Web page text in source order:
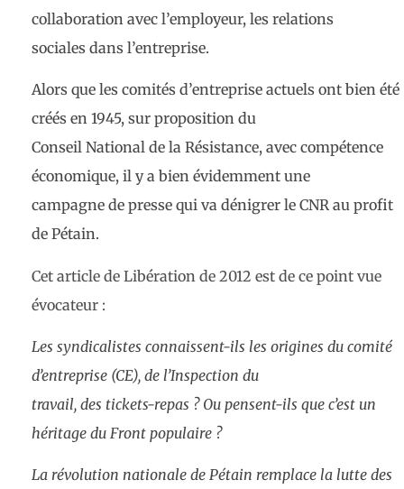
collaboration avec l’employeur, les relations
sociales dans l’entreprise.
Alors que les comités d’entreprise actuels ont bien été
créés en 1945, sur proposition du
Conseil National de la Résistance, avec compétence
économique, il y a bien évidemment une
campagne de presse qui va dénigrer le CNR au profit
de Pétain.
Cet article de Libération de 2012 est de ce point vue
évocateur :
Les syndicalistes connaissent-ils les origines du comité
d’entreprise (CE), de l’Inspection du
travail, des tickets-repas ? Ou pensent-ils que c’est un
héritage du Front populaire ?
La révolution nationale de Pétain remplace la lutte des